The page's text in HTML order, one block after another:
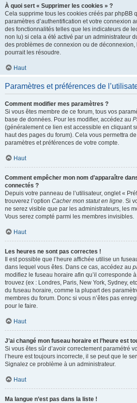
À quoi sert « Supprimer les cookies » ?
Cela supprime tous les cookies créés par phpBB
paramètres d’authentification et votre connexion
des fonctionnalités telles que les indicateurs de
non lu) si cela a été activé par un administrateur
des problèmes de connexion ou de
pourrait les résoudre.
Haut
Paramètres et préférences de
Comment modifier mes paramètres ?
Si vous êtes membre de ce forum, tous vos
base de données. Pour les modifier, accédez au
(généralement ce lien est accessible en cliquant
haut des pages du forum). Cela vous permettra
paramètres et préférences de votre compte.
Haut
Comment empêcher mon nom d’apparaître
connectés ?
Depuis votre panneau de l’utilisateur, onglet «
trouverez l’option Cacher mon statut en ligne. Si
ne serez visible que par les administrateurs, les
Vous serez compté parmi les membres invisibles.
Haut
Les heures ne sont pas correctes !
Il est possible que l’heure affichée utilise un
dans lequel vous êtes. Dans ce cas, accédez au
modifiez le fuseau horaire afin qu’il corresponde
trouvez (ex : Londres, Paris, New York, Sydney,
du fuseau horaire, comme la plupart des
membres du forum. Donc si vous n’êtes pas
pour le faire.
Haut
J’ai changé mon fuseau horaire et l’heure est
Si vous êtes sûr d’avoir correctement paramétré
l’heure est toujours incorrecte, il se peut que le
Signalez ce problème à un administrateur.
Haut
Ma langue n’est pas dans la liste !